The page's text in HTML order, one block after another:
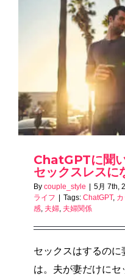
ChatGPTに聞
セックスレスに
By couple_style | 5月 7th,
ライフ | Tags: ChatGPT,
感, 夫婦, 夫婦関係
セックスはするのに
は。夫が妻だけに